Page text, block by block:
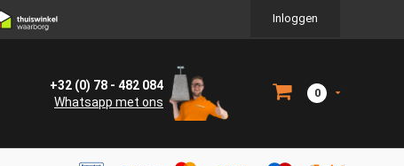
Inloggen
+32 (0) 78 - 482 084
Whatsapp met ons
0